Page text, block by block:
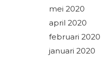
mei 2020
april 2020
februari 2020
januari 2020